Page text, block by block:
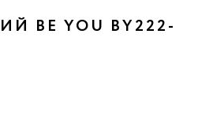
BE YOU BY222-